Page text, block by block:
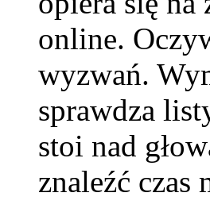
online.
wyzwań.
sprawdza
stoi nad
znaleźć